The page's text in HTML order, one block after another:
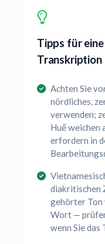
Tipps für
Transkription
Achten Sie
nördliches,
verwenden;
Huế weichen
erfordern in
diakritischen
gehörter Ton
Wort —
wenn Sie